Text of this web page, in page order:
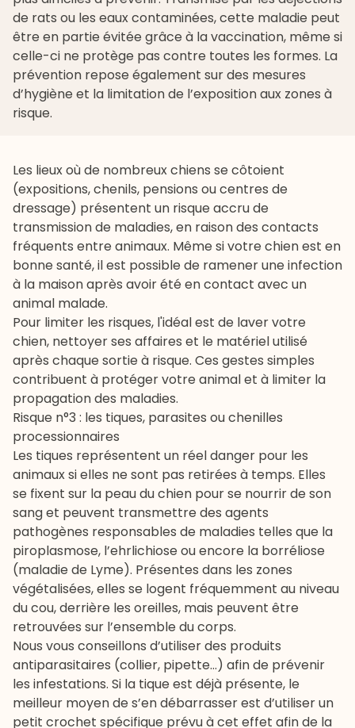
de rats ou les eaux contaminées, cette maladie peut
être en partie évitée grâce à la vaccination, même si
celle-ci ne protège pas contre toutes les formes. La
prévention repose également sur des mesures
d’hygiène et la limitation de l’exposition aux zones à
risque.
Les lieux où de nombreux chiens se côtoient
(expositions, chenils, pensions ou centres de
dressage) présentent un risque accru de
transmission de maladies, en raison des contacts
fréquents entre animaux. Même si votre chien est en
bonne santé, il est possible de ramener une infection
à la maison après avoir été en contact avec un
animal malade.
Pour limiter les risques, l'idéal est de laver votre
chien, nettoyer ses affaires et le matériel utilisé
après chaque sortie à risque. Ces gestes simples
contribuent à protéger votre animal et à limiter la
propagation des maladies.
Risque n°3 : les tiques, parasites ou chenilles
processionnaires
Les tiques représentent un réel danger pour les
animaux si elles ne sont pas retirées à temps. Elles
se fixent sur la peau du chien pour se nourrir de son
sang et peuvent transmettre des agents
pathogènes responsables de maladies telles que la
piroplasmose, l’ehrlichiose ou encore la borréliose
(maladie de Lyme). Présentes dans les zones
végétalisées, elles se logent fréquemment au niveau
du cou, derrière les oreilles, mais peuvent être
retrouvées sur l’ensemble du corps.
Nous vous conseillons d’utiliser des produits
antiparasitaires (collier, pipette…) afin de prévenir
les infestations. Si la tique est déjà présente, le
meilleur moyen de s’en débarrasser est d’utiliser un
petit crochet spécifique prévu à cet effet afin de la